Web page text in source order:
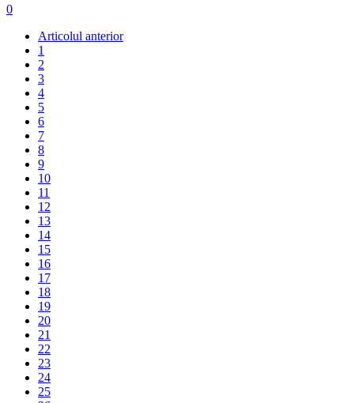
0
Articolul anterior
1
2
3
4
5
6
7
8
9
10
11
12
13
14
15
16
17
18
19
20
21
22
23
24
25